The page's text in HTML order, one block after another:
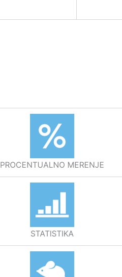
PROCENTUALNO MERENJE
STATISTIKA